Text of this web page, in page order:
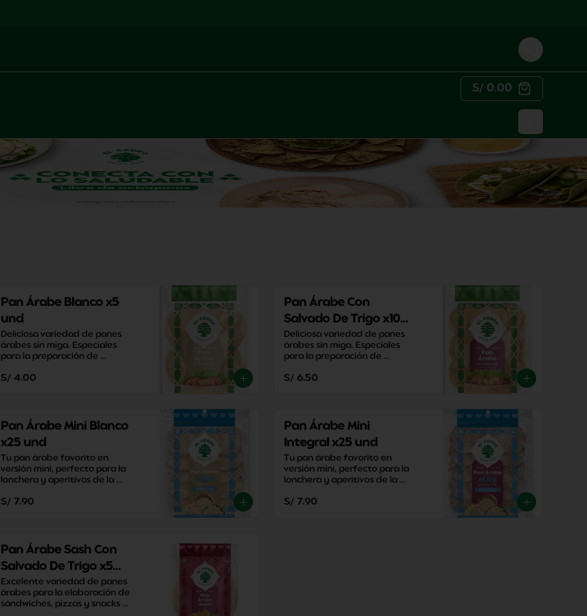
Login
S/ 0.00
Pan Árabe Blanco x5
und
Deliciosa variedad de panes
árabes sin miga. Especiales
para la preparación de
saludables.
S/ 4.00
Pan Árabe Con
Salvado De Trigo x10
und
Deliciosa variedad de panes
árabes sin miga. Especiales
para la preparación de
saludables.
S/ 6.50
Pan Árabe Mini Blanco
x25 und
Tu pan árabe favorito en
versión mini, perfecto para la
lonchera y aperitivos de la
S/ 7.90
Pan Árabe Mini
Integral x25 und
Tu pan árabe favorito en
versión mini, perfecto para la
lonchera y aperitivos de la
S/ 7.90
Pan Árabe Sash Con
Salvado De Trigo x5
und
Excelente variedad de panes
árabes para la elaboración de
sándwiches, pizzas y snacks